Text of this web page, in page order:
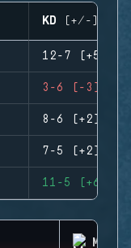
KD (+/-)
12-7 (+5)
3-6 (-3)
8-6 (+2)
7-5 (+2)
11-5 (+6)